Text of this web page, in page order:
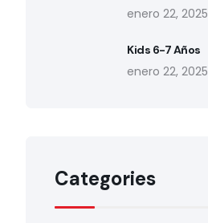
enero 22, 2025
Kids 6-7 Años
enero 22, 2025
Categories